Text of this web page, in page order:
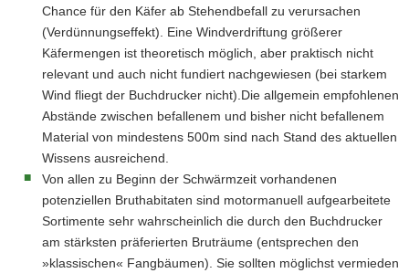
Chance für den Käfer ab Stehendbefall zu verursa­chen
(Verdünnungseffekt). Eine Windverdriftung größerer
Käfermengen ist theoretisch mög­lich, aber praktisch nicht
relevant und auch nicht fundiert nachgewiesen (bei starkem
Wind fliegt der Buchdrucker nicht).Die allgemein empfohlenen
Abstände zwischen befallenem und bisher nicht befallenem
Mate­rial von mindestens 500m sind nach Stand des aktuellen
Wissens ausreichend.
Von allen zu Beginn der Schwärmzeit vorhandenen
potenziellen Bruthabitaten sind motormanuell aufgearbeitete
Sortimente sehr wahrscheinlich die durch den Buchdrucker
am stärksten präferierten Bruträume (entsprechen den
»klassischen« Fangbäumen). Sie sollten möglichst vermieden